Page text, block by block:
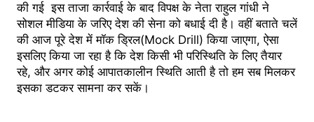
की गई इस ताजा कार्रवाई के बाद विपक्ष के नेता राहुल गांधी ने
सोशल मीडिया के जरिए देश की सेना को बधाई दी है। वहीं बताते चलें
की आज पूरे देश में मॉक ड्रिल(Mock Drill) किया जाएगा, ऐसा
इसलिए किया जा रहा है कि देश किसी भी परिस्थिति के लिए तैयार
रहे, और अगर कोई आपातकालीन स्थिति आती है तो हम सब मिलकर
इसका डटकर सामना कर सकें।